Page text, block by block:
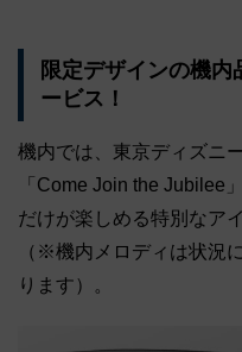
限定デザインの機
ービス！
機内では、東京ディズニ
「Come Join the Jubilee
だけが楽しめる特別なア
（※機内メロディは状況
ります）。